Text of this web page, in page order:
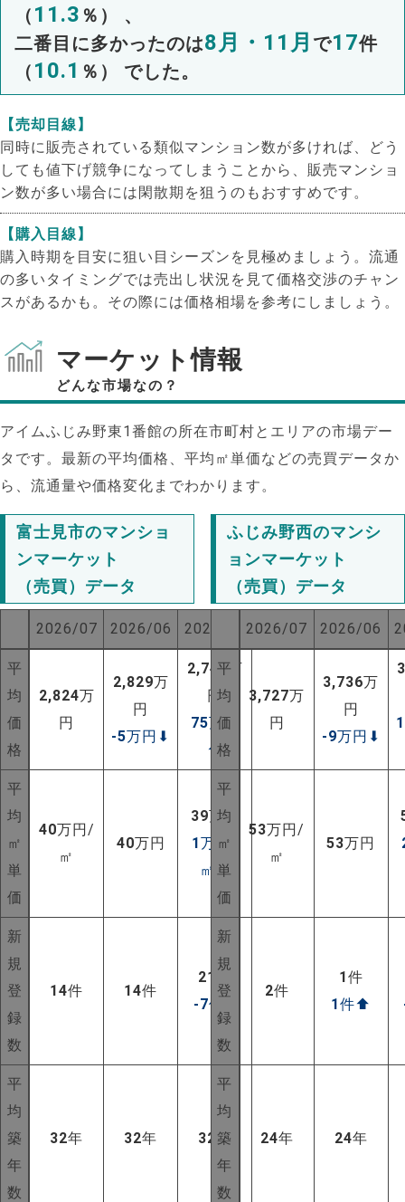
（ 11.3 ％） 、
二番目に多かったのは8月・11月 で17件
（ 10.1 ％） でした。
【売却目線】
同時に販売されている類似マンション数が多ければ、どう
しても値下げ競争になってしまうことから、販売マンショ
ン数が多い場合には閑散期を狙うのもおすすめです。
【購入目線】
購入時期を目安に狙い目シーズンを見極めましょう。流通
の多いタイミングでは売出し状況を見て価格交渉のチャン
スがあるかも。その際には価格相場を参考にしましょう。
マーケット情報
どんな市場なの？
アイムふじみ野東1番館の所在市町村とエリアの市場デー
タです。最新の平均価格、平均㎡単価などの売買データか
ら、流通量や価格変化までわかります。
富士見市のマンショ
ンマーケット
（売買）データ
2026/07 2026/06 2025/07
平
均
価
格
2,824万
円
2,829万
円
-5万円 ⬇
2,749万
円
75万円
⬆
平
均
㎡
単
価
40万円/
㎡
40万円
39万円
1万円/
㎡ ⬆
新
規
登
録
数
14件 14件
21
件
-7件
平
均
築
年
数
32年 32年 32 年
ふじみ野西のマンシ
ョンマーケット
（売買）データ
2026/07 2026/06
平
均
価
格
3,727万
円
3,736万
円
-9万円 ⬇
平
均
㎡
単
価
53万円/
㎡
53万円
新
規
登
録
数
2件
1件
1件⬆
平
均
築
年
数
24年 24年